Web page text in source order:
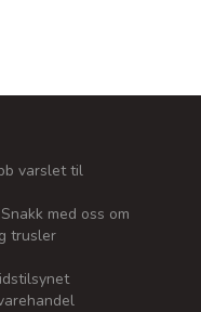
varslet til
med oss om
trusler